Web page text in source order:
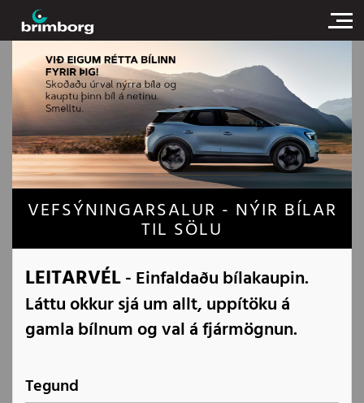
VEFSÝNINGARSALUR - NÝIR BÍLAR
TIL SÖLU
LEITARVÉL- Einfaldaðu bílakaupin.
Láttu okkur sjá um allt, uppítöku á
gamla bílnum og val á fjármögnun.
Tegund